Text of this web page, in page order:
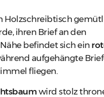
Holzschreibtisch
ihren Brief an den
befindet sich ein
aufgehängte
fliegen.
wird stolz